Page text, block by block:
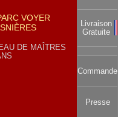
VOYER
DE MAÎTRES
Livraison
Gratuite
Commande
Presse